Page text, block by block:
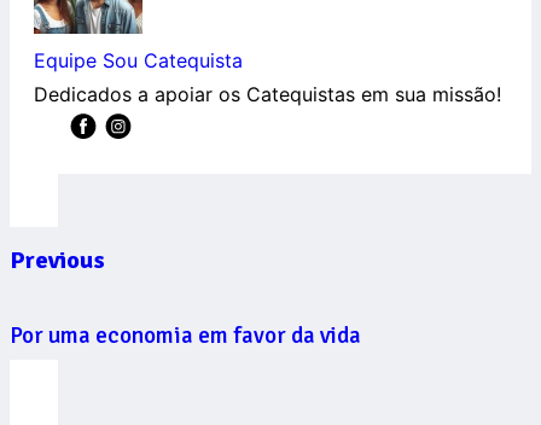
Equipe Sou Catequista
Dedicados a apoiar os Catequistas em sua missão!
Previous
Por uma economia em favor da vida